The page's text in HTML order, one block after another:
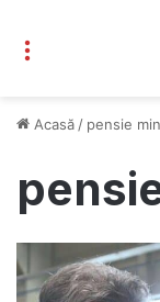
Acasă / pensie